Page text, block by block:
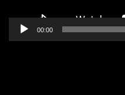
00:00